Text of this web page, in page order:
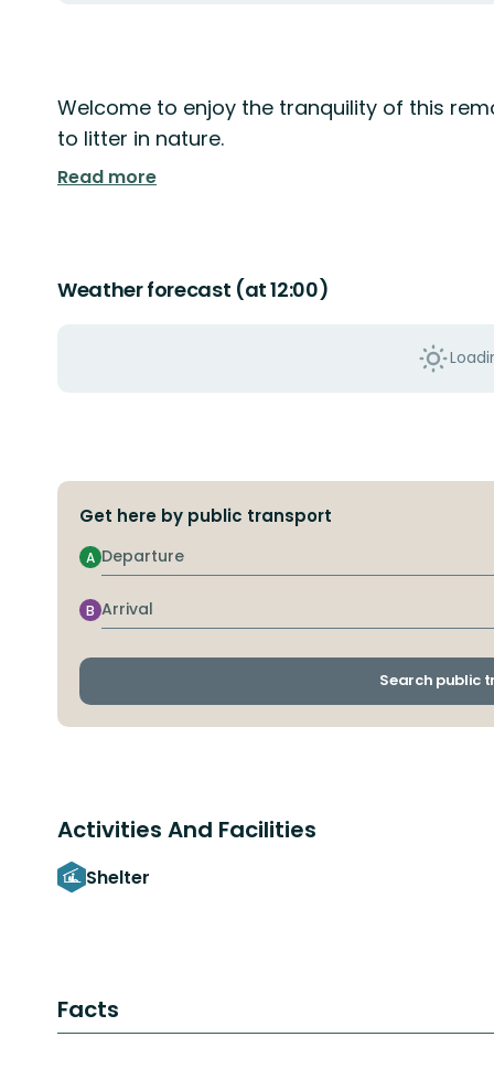
Description
Welcome to enjoy the tranquility of this
to litter in nature.
Read more
Weather forecast (at 12:00)
Get here by public transport
Departure
A
Arrival
B
Search public
Activities And Facilities
Shelter
Facts